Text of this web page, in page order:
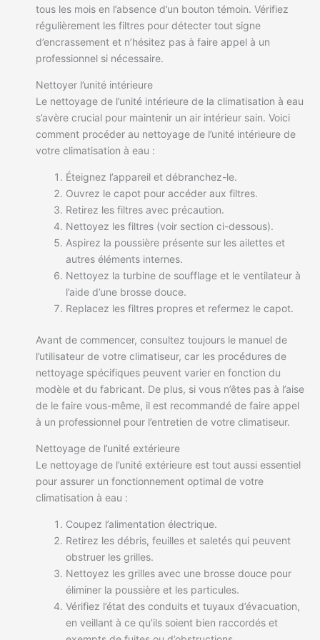
tous les mois en l’absence d’un bouton témoin. Vérifiez
régulièrement les filtres pour détecter tout signe
d’encrassement et n’hésitez pas à faire appel à un
professionnel si nécessaire.
Nettoyer l’unité intérieure
Le nettoyage de l’unité intérieure de la climatisation à eau
s’avère crucial pour maintenir un air intérieur sain. Voici
comment procéder au nettoyage de l’unité intérieure de
votre climatisation à eau :
Éteignez l’appareil et débranchez-le.
Ouvrez le capot pour accéder aux filtres.
Retirez les filtres avec précaution.
Nettoyez les filtres (voir section ci-dessous).
Aspirez la poussière présente sur les ailettes et
autres éléments internes.
Nettoyez la turbine de soufflage et le ventilateur à
l’aide d’une brosse douce.
Replacez les filtres propres et refermez le capot.
Avant de commencer, consultez toujours le manuel de
l’utilisateur de votre climatiseur, car les procédures de
nettoyage spécifiques peuvent varier en fonction du
modèle et du fabricant. De plus, si vous n’êtes pas à l’aise
de le faire vous-même, il est recommandé de faire appel
à un professionnel pour l’entretien de votre climatiseur.
Nettoyage de l’unité extérieure
Le nettoyage de l’unité extérieure est tout aussi essentiel
pour assurer un fonctionnement optimal de votre
climatisation à eau :
Coupez l’alimentation électrique.
Retirez les débris, feuilles et saletés qui peuvent
obstruer les grilles.
Nettoyez les grilles avec une brosse douce pour
éliminer la poussière et les particules.
Vérifiez l’état des conduits et tuyaux d’évacuation,
en veillant à ce qu’ils soient bien raccordés et